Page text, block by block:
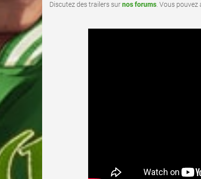
Discutez des trailers surnos forums . Vous